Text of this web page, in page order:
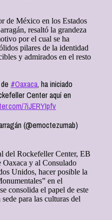
de México en los Estados
resaltó la grandeza
por el cual se ha
pilares de la identidad
y admirados en el resto
#Oaxaca, ha iniciado
Center aquí en
7iJERYIpfv
(@emoctezumab)
del Rockefeller Center, EB
y al Consulado
Unidos, hacer posible la
en el
consolida el papel de este
para las culturas del